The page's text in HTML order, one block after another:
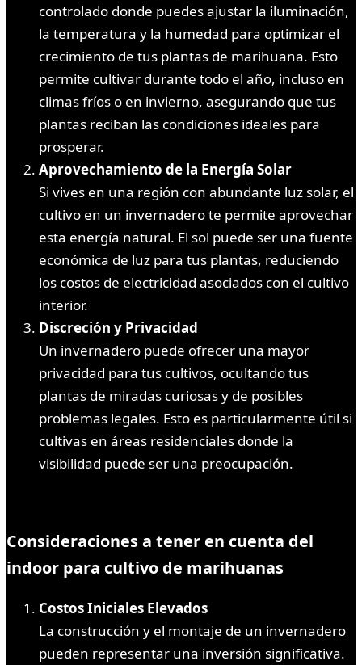
controlado donde puedes ajustar la iluminación,
la temperatura y la humedad para optimizar el
crecimiento de tus plantas de marihuana. Esto
permite cultivar durante todo el año, incluso en
climas fríos o en invierno, asegurando que tus
plantas reciban las condiciones ideales para
prosperar.
Aprovechamiento de la Energía Solar
Si vives en una región con abundante luz solar, el
cultivo en un invernadero te permite aprovechar
esta energía natural. El sol puede ser una fuente
económica de luz para tus plantas, reduciendo
los costos de electricidad asociados con el cultivo
interior.
Discreción y Privacidad
Un invernadero puede ofrecer una mayor
privacidad para tus cultivos, ocultando tus
plantas de miradas curiosas y de posibles
problemas legales. Esto es particularmente útil si
cultivas en áreas residenciales donde la
visibilidad puede ser una preocupación.
Consideraciones a tener en cuenta del
indoor para cultivo de marihuanas
Costos Iniciales Elevados
La construcción y el montaje de un invernadero
pueden representar una inversión significativa.